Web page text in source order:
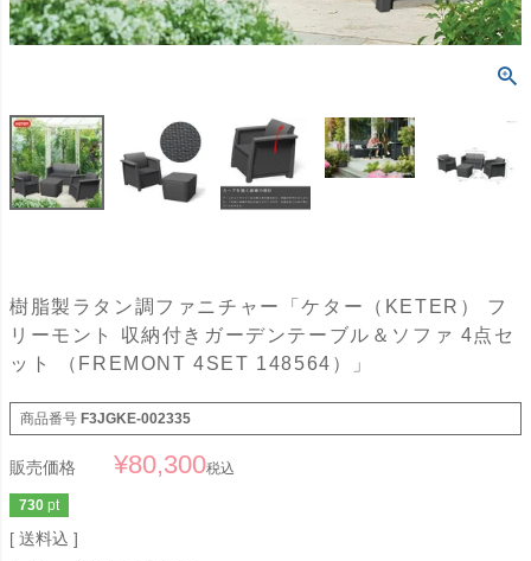
樹脂製ラタン調ファニチャー「ケター（KETER） フ
リーモント 収納付きガーデンテーブル＆ソファ 4点セ
ット （FREMONT 4SET 148564）」
商品番号 F3JGKE-002335
販売価格 ¥80,300税込
730 pt
送料込